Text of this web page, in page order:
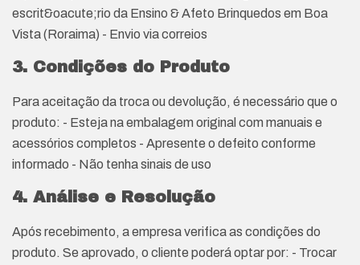
escrit&oacute;rio da Ensino & Afeto Brinquedos em Boa
Vista (Roraima) - Envio via correios
3. Condições do Produto
Para aceitação da troca ou devolução, é necessário que o
produto: - Esteja na embalagem original com manuais e
acessórios completos - Apresente o defeito conforme
informado - Não tenha sinais de uso
4. Análise e Resolução
Após recebimento, a empresa verifica as condições do
produto. Se aprovado, o cliente poderá optar por: - Trocar